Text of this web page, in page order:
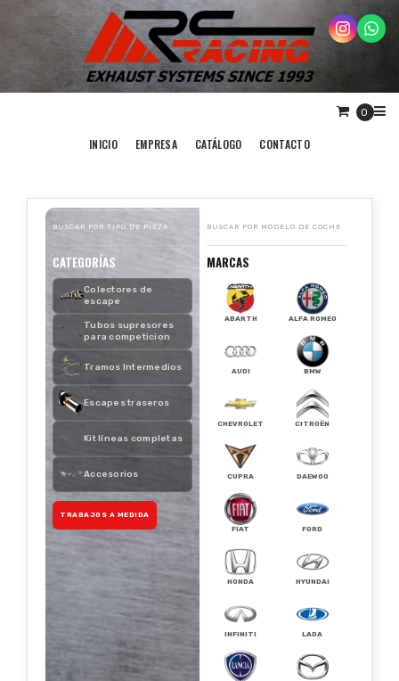
0
INICIO EMPRESA CATÁLOGO CONTACTO
BUSCAR POR TIPO DE PIEZA
CATEGORÍAS
Colectores de
escape
Tubos supresores
para competicion
Tramos Intermedios
Escapes traseros
Kit líneas completas
Accesorios
TRABAJOS A MEDIDA
BUSCAR POR MODELO DE COCHE
MARCAS
ABARTH ALFA ROMEO
AUDI BMW
CHEVROLET CITROËN
CUPRA DAEWOO
FIAT FORD
HONDA HYUNDAI
INFINITI LADA